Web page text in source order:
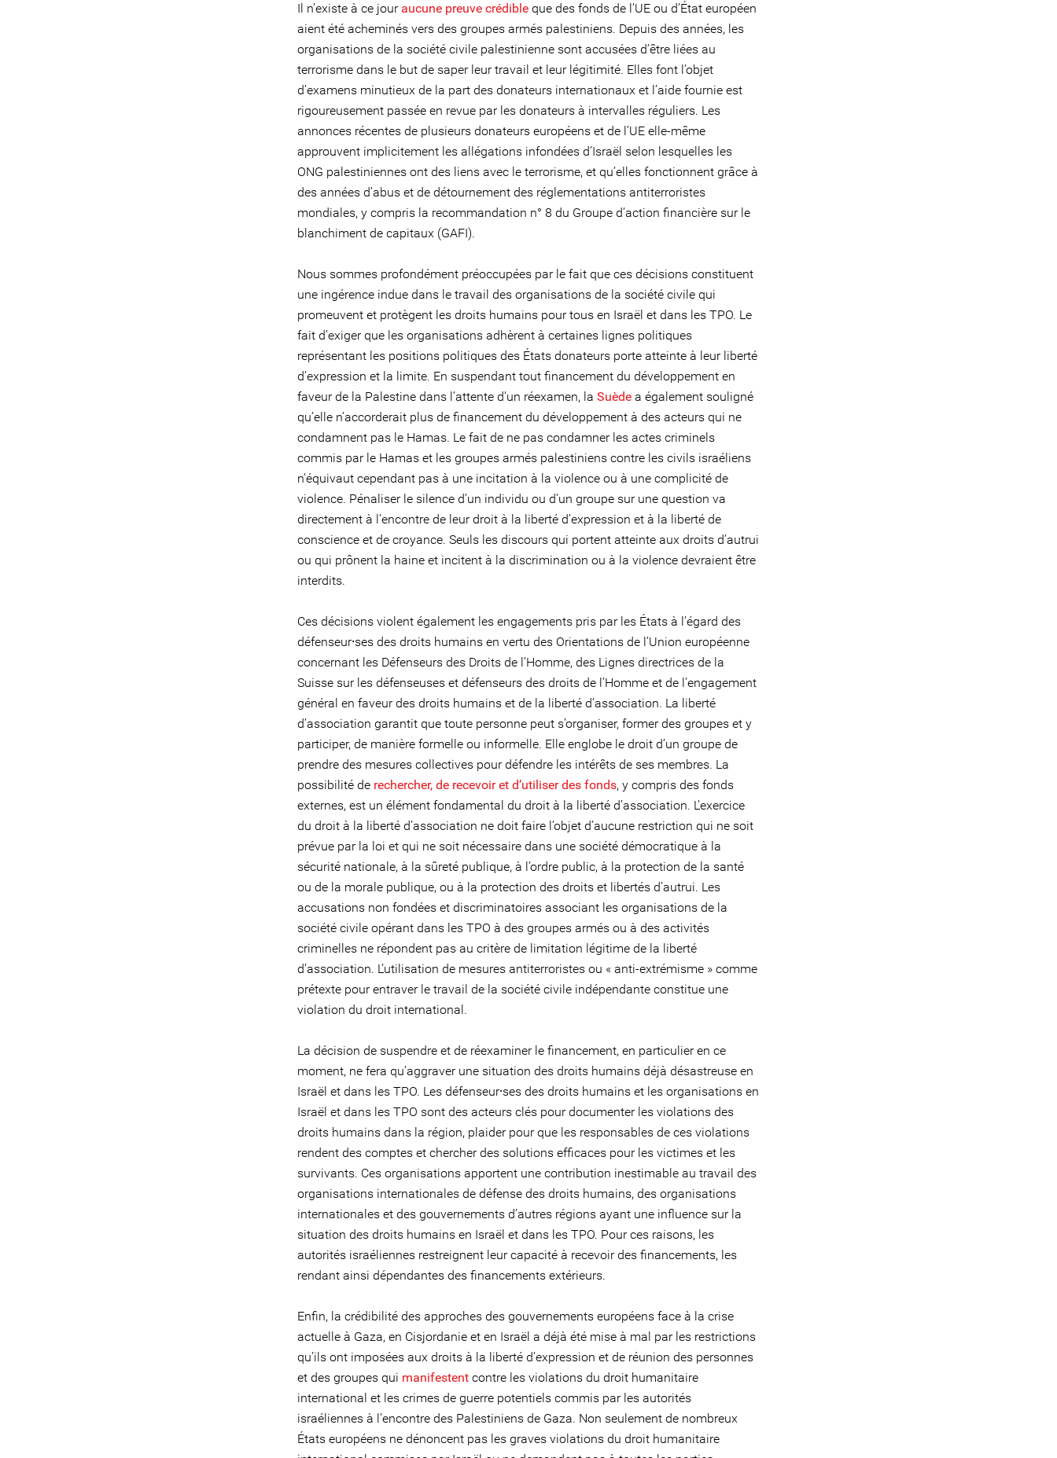
Il n’existe à ce jour aucune preuve crédible que des fonds de l’UE ou d’État européen
aient été acheminés vers des groupes armés palestiniens. Depuis des années, les
organisations de la société civile palestinienne sont accusées d’être liées au
terrorisme dans le but de saper leur travail et leur légitimité. Elles font l’objet
d’examens minutieux de la part des donateurs internationaux et l’aide fournie est
rigoureusement passée en revue par les donateurs à intervalles réguliers. Les
annonces récentes de plusieurs donateurs européens et de l’UE elle-même
approuvent implicitement les allégations infondées d’Israël selon lesquelles les
ONG palestiniennes ont des liens avec le terrorisme, et qu’elles fonctionnent grâce à
des années d’abus et de détournement des réglementations antiterroristes
mondiales, y compris la recommandation n° 8 du Groupe d’action financière sur le
blanchiment de capitaux (GAFI).
Nous sommes profondément préoccupées par le fait que ces décisions constituent
une ingérence indue dans le travail des organisations de la société civile qui
promeuvent et protègent les droits humains pour tous en Israël et dans les TPO. Le
fait d’exiger que les organisations adhèrent à certaines lignes politiques
représentant les positions politiques des États donateurs porte atteinte à leur liberté
d’expression et la limite. En suspendant tout financement du développement en
faveur de la Palestine dans l’attente d’un réexamen, la Suède a également souligné
qu’elle n’accorderait plus de financement du développement à des acteurs qui ne
condamnent pas le Hamas. Le fait de ne pas condamner les actes criminels
commis par le Hamas et les groupes armés palestiniens contre les civils israéliens
n’équivaut cependant pas à une incitation à la violence ou à une complicité de
violence. Pénaliser le silence d’un individu ou d’un groupe sur une question va
directement à l’encontre de leur droit à la liberté d’expression et à la liberté de
conscience et de croyance. Seuls les discours qui portent atteinte aux droits d’autrui
ou qui prônent la haine et incitent à la discrimination ou à la violence devraient être
interdits.
Ces décisions violent également les engagements pris par les États à l’égard des
défenseur⸱ses des droits humains en vertu des Orientations de l’Union européenne
concernant les Défenseurs des Droits de l’Homme, des Lignes directrices de la
Suisse sur les défenseuses et défenseurs des droits de l’Homme et de l’engagement
général en faveur des droits humains et de la liberté d’association. La liberté
d’association garantit que toute personne peut s’organiser, former des groupes et y
participer, de manière formelle ou informelle. Elle englobe le droit d’un groupe de
prendre des mesures collectives pour défendre les intérêts de ses membres. La
possibilité de rechercher, de recevoir et d’utiliser des fonds, y compris des fonds
externes, est un élément fondamental du droit à la liberté d’association. L’exercice
du droit à la liberté d’association ne doit faire l’objet d’aucune restriction qui ne soit
prévue par la loi et qui ne soit nécessaire dans une société démocratique à la
sécurité nationale, à la sûreté publique, à l’ordre public, à la protection de la santé
ou de la morale publique, ou à la protection des droits et libertés d’autrui. Les
accusations non fondées et discriminatoires associant les organisations de la
société civile opérant dans les TPO à des groupes armés ou à des activités
criminelles ne répondent pas au critère de limitation légitime de la liberté
d’association. L’utilisation de mesures antiterroristes ou « anti-extrémisme » comme
prétexte pour entraver le travail de la société civile indépendante constitue une
violation du droit international.
La décision de suspendre et de réexaminer le financement, en particulier en ce
moment, ne fera qu’aggraver une situation des droits humains déjà désastreuse en
Israël et dans les TPO. Les défenseur⸱ses des droits humains et les organisations en
Israël et dans les TPO sont des acteurs clés pour documenter les violations des
droits humains dans la région, plaider pour que les responsables de ces violations
rendent des comptes et chercher des solutions efficaces pour les victimes et les
survivants. Ces organisations apportent une contribution inestimable au travail des
organisations internationales de défense des droits humains, des organisations
internationales et des gouvernements d’autres régions ayant une influence sur la
situation des droits humains en Israël et dans les TPO. Pour ces raisons, les
autorités israéliennes restreignent leur capacité à recevoir des financements, les
rendant ainsi dépendantes des financements extérieurs.
Enfin, la crédibilité des approches des gouvernements européens face à la crise
actuelle à Gaza, en Cisjordanie et en Israël a déjà été mise à mal par les restrictions
qu’ils ont imposées aux droits à la liberté d’expression et de réunion des personnes
et des groupes qui manifestent contre les violations du droit humanitaire
international et les crimes de guerre potentiels commis par les autorités
israéliennes à l’encontre des Palestiniens de Gaza. Non seulement de nombreux
États européens ne dénoncent pas les graves violations du droit humanitaire